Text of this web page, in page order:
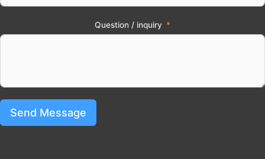
Question / inquiry
Send Message